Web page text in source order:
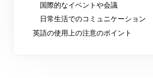
国際的なイベントや会議
日常生活でのコミュニケーション
英語の使用上の注意のポイント